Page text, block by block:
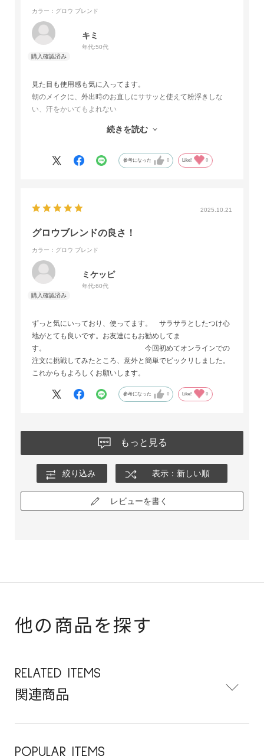
カラー：グロウ ブレンド
キミ
年代:50代
見た目も使用感も気に入ってます。
朝のメイクに、外出時のお直しにササッと使えて粉浮きしな
い、汗をかいてもよれない
続きを読む
参考になった 0 Like! 0
2025.10.21
グロウブレンドの良さ！
カラー：グロウ ブレンド
ミケッピ
年代:60代
ずっと気にいっており、使ってます。 サラサラとしたつけ心
地がとても良いです。お友達にもお勧めしてま
す。 今回初めてオンラインでの
注文に挑戦してみたところ、意外と簡単でビックリしました。
これからもよろしくお願いします。
参考になった 0 Like! 0
もっと見る
絞り込み 表示：新しい順
レビューを書く
他の商品を探す
RELATED ITEMS
関連商品
POPULAR ITEMS